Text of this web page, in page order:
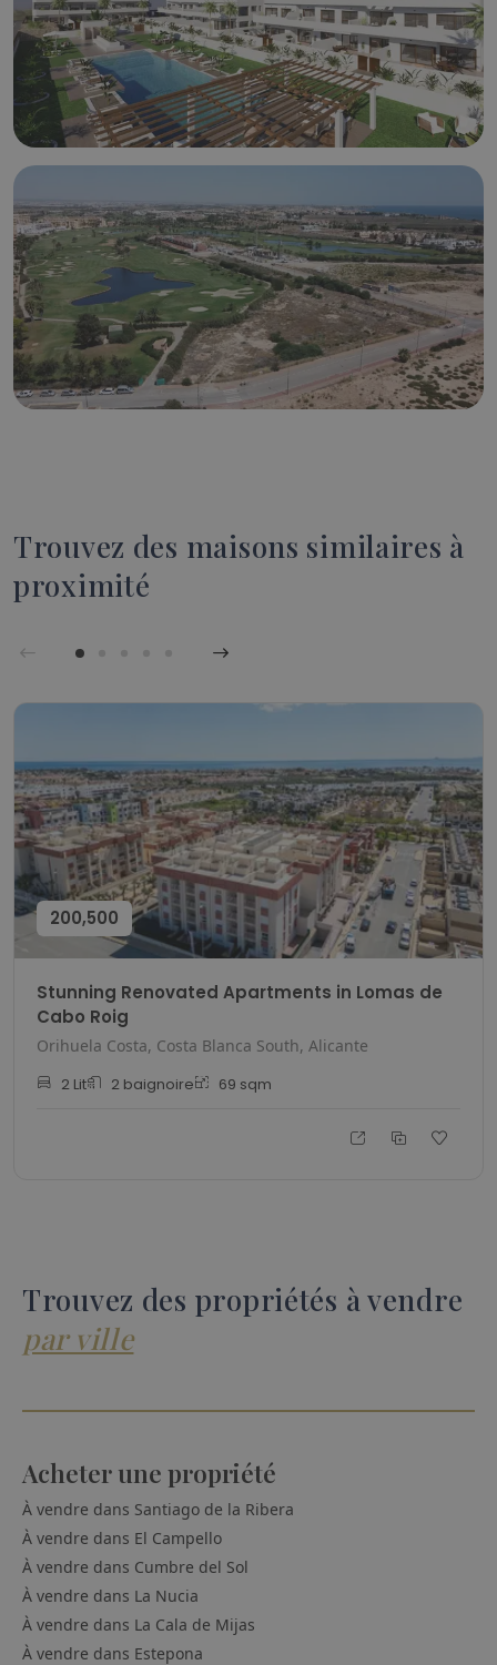
Trouvez des maisons similaires à
proximité
200,500
Stunning Renovated Apartments in Lomas de
Cabo Roig
Orihuela Costa, Costa Blanca South, Alicante
2 Lit 2 baignoire 69 sqm
Trouvez des propriétés à vendre
par ville
Acheter une propriété
À vendre dans Santiago de la Ribera
À vendre dans El Campello
À vendre dans Cumbre del Sol
À vendre dans La Nucia
À vendre dans La Cala de Mijas
À vendre dans Estepona